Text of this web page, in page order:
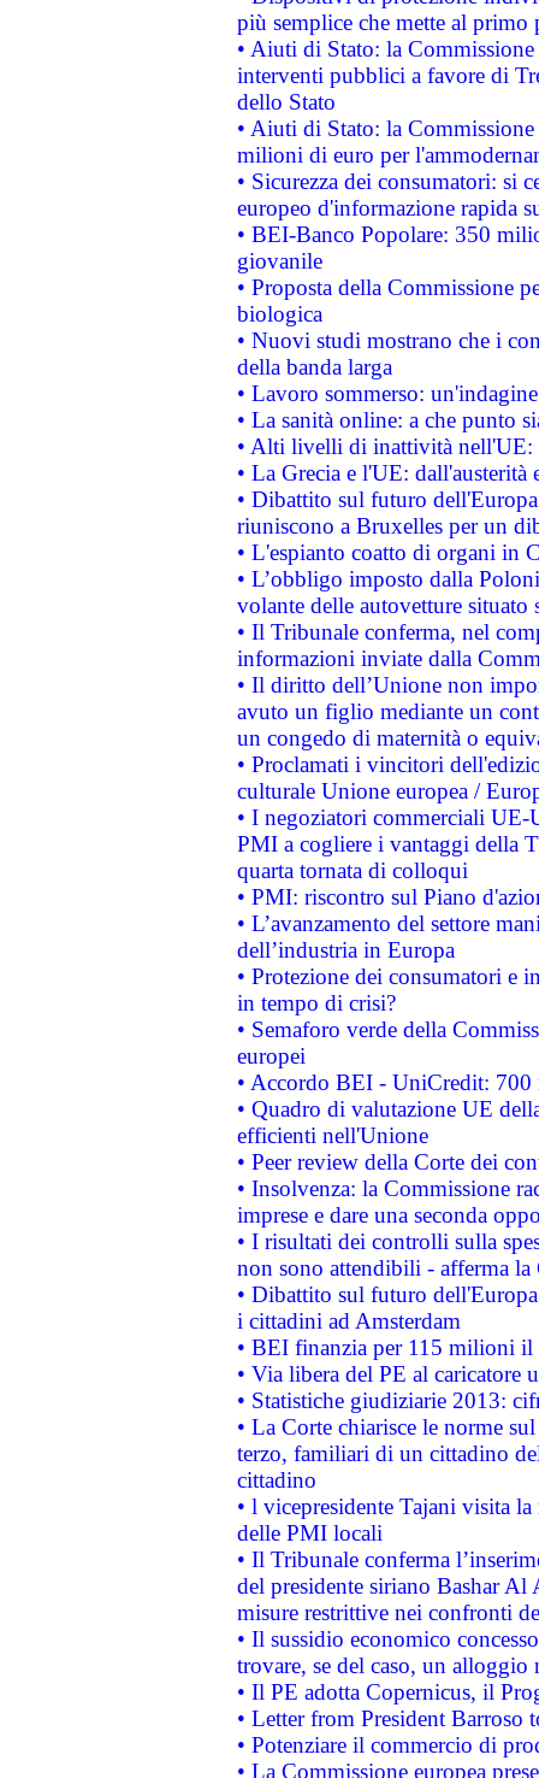
più semplice che mette al primo
• Aiuti di Stato: la
interventi pubblici a favore di
dello Stato
• Aiuti di Stato: la
milioni di euro per
• Sicurezza dei consumatori: si
europeo d'informazione rapida
• BEI-Banco Popolare: 350
giovanile
• Proposta della Commissione
biologica
• Nuovi studi mostrano che i
della banda larga
• Lavoro sommerso:
• La sanità online: a che punto
• Alti livelli di inattività nell'UE:
• La Grecia e l'UE: dall'austerità
• Dibattito sul futuro
riuniscono a Bruxelles per un
• L'espianto coatto di organi in
• L’obbligo imposto dalla
volante delle autovetture
• Il Tribunale conferma, nel
informazioni inviate dalla
• Il diritto dell’Unione non
avuto un figlio mediante un
un congedo di maternità o
• Proclamati i vincitori
culturale Unione europea /
• I negoziatori commerciali UE-
PMI a cogliere i vantaggi della
quarta tornata di colloqui
• PMI: riscontro sul Piano
• L’avanzamento del settore
dell’industria in Europa
• Protezione dei consumatori e
in tempo di crisi?
• Semaforo verde della
europei
• Accordo BEI - UniCredit:
• Quadro di valutazione UE
efficienti nell'Unione
• Peer review della Corte dei
• Insolvenza: la Commissione
imprese e dare una seconda
• I risultati dei controlli sulla
non sono attendibili - afferma la
• Dibattito sul futuro
i cittadini ad Amsterdam
• BEI finanzia per 115 milioni
• Via libera del PE al caricatore
• Statistiche giudiziarie 2013:
• La Corte chiarisce le norme
terzo, familiari di un cittadino
cittadino
• l vicepresidente Tajani visita
delle PMI locali
• Il Tribunale conferma
del presidente siriano Bashar Al
misure restrittive nei confronti
• Il sussidio economico
trovare, se del caso, un
• Il PE adotta Copernicus, il
• Letter from President Barroso
• Potenziare il commercio di
• La Commissione europea